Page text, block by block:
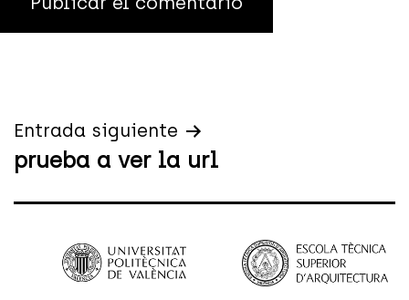
Navegación
de
Entrada siguiente
prueba a ver la url